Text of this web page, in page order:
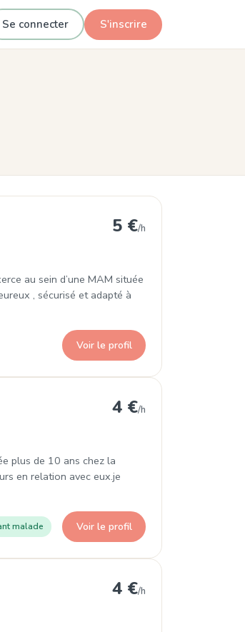
Se connecter S'inscrire
5 €/h
au sein d’une MAM située
, sécurisé et adapté à
Voir le profil
4 €/h
plus de 10 ans chez la
en relation avec eux.je
malade Voir le profil
4 €/h